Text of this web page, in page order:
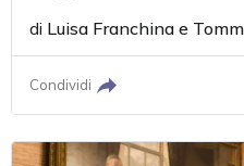
di Luisa Franchina e
Condividi